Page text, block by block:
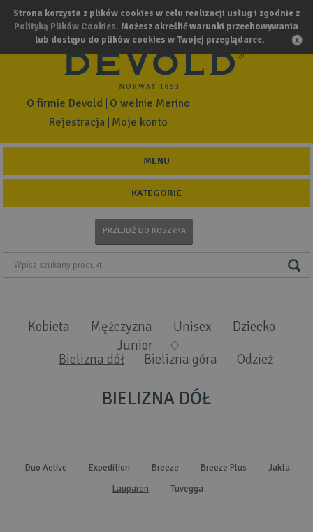
Strona korzysta z plików cookies w celu realizacji usług i zgodnie z
Polityką Plików Cookies. Możesz określić warunki przechowywania
lub dostępu do plików cookies w Twojej przeglądarce.
Rejestracja Moje konto
O firmie Devold O wełnie Merino
MENU
KATEGORIE
PRZEJDŹ DO KOSZYKA
Kobieta
Mężczyzna
Bielizna dół
Bielizna góra Odzież
Unisex
Dziecko
Junior
Duo Active Expedition Breeze Breeze Plus
Jakta
Lauparen
Tuvegga
BIELIZNA DÓŁ